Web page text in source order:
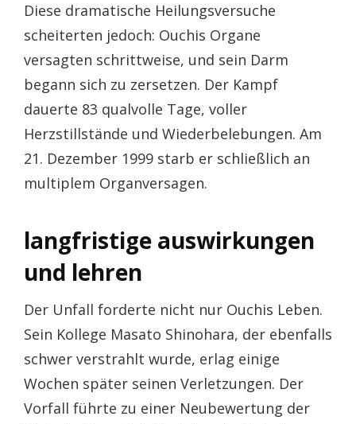
Diese dramatische Heilungsversuche
scheiterten jedoch: Ouchis Organe
versagten schrittweise, und sein Darm
begann sich zu zersetzen. Der Kampf
dauerte 83 qualvolle Tage, voller
Herzstillstände und Wiederbelebungen. Am
21. Dezember 1999 starb er schließlich an
multiplem Organversagen.
langfristige auswirkungen
und lehren
Der Unfall forderte nicht nur Ouchis Leben.
Sein Kollege Masato Shinohara, der ebenfalls
schwer verstrahlt wurde, erlag einige
Wochen später seinen Verletzungen. Der
Vorfall führte zu einer Neubewertung der